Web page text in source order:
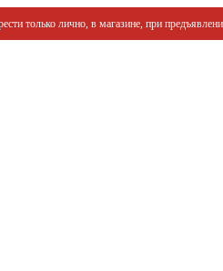
только лично, в магазине, при